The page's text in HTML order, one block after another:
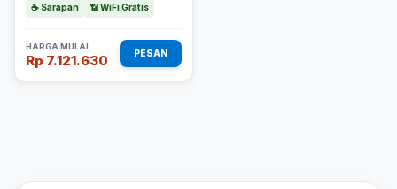
☕ Sarapan 📶 WiFi Gratis
HARGA MULAI
Rp 7.121.630 PESAN